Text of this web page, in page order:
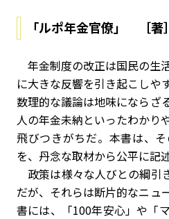
「ルポ年金官僚」 ［著
年金制度の改正は国民の生
に大きな反響を引き起こしや
数理的な議論は地味にならざ
人の年金未納といったわかり
飛びつきがちだ。本書は、
を、丹念な取材から公平に記
政策は様々な人びとの綱引
だが、それらは断片的なニュ
書には、「100年安心」や「